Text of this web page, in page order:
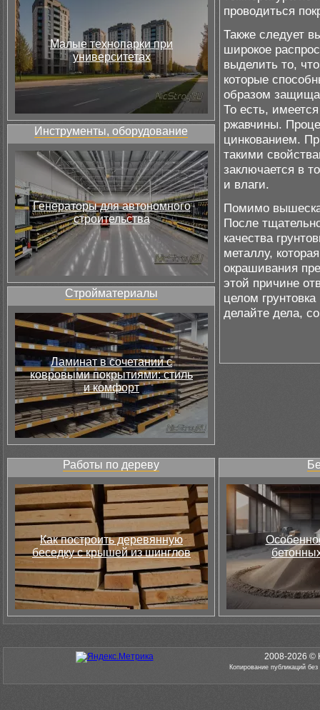
Малые технопарки при
университетах
Инструменты, оборудование
Генераторы для автономного
строительства
Стройматериалы
Ламинат в сочетании с
ковровыми покрытиями: стиль
и комфорт
проводиться
Также следует
широкое
выделить то,
которые
образом
То есть,
ржавчины.
цинкованием.
такими
заключается в
и влаги.
Помимо
После
качества
металлу,
окрашивания
этой причине
целом
делайте дела,
Работы по дереву
Как построить деревянную
беседку с крышей из шинглов
2008-2026 ©
Копирование публикаций